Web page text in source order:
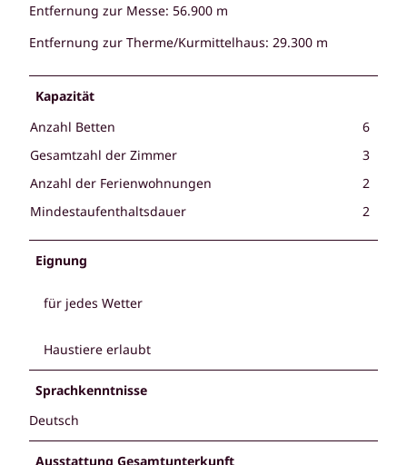
Entfernung zur Messe: 56.900 m
Entfernung zur Therme/Kurmittelhaus: 29.300 m
Kapazität
Anzahl Betten
6
Gesamtzahl der Zimmer
3
Anzahl der Ferienwohnungen
2
Mindestaufenthaltsdauer
2
Eignung
für jedes Wetter
Haustiere erlaubt
Sprachkenntnisse
Deutsch
Ausstattung Gesamtunterkunft